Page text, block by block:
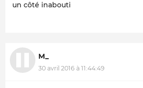
un côté inabouti
M_
30 avril 2016 à 11:44:49